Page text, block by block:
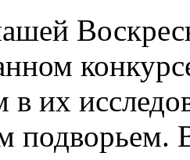
в их
подворьем.